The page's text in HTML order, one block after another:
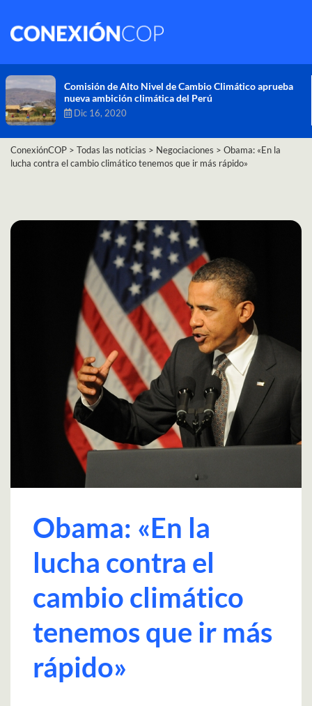
Comisión de Alto Nivel de Cambio Climático aprueba
nueva ambición climática del Perú
Dic 16, 2020
ConexiónCOP > Todas las noticias > Negociaciones > Obama: «En la
lucha contra el cambio climático tenemos que ir más rápido»
Obama: «En la
lucha contra el
cambio climático
tenemos que ir más
rápido»